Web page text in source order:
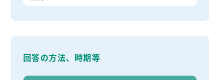
回答の方法、時期等